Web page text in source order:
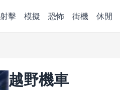
射擊 模擬 恐怖 街機 休閒
越野機車